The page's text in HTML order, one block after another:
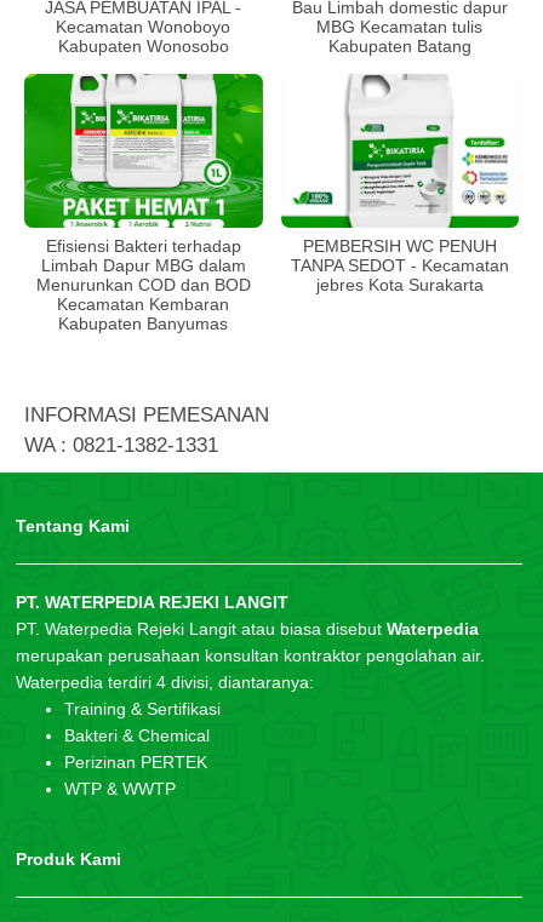
JASA PEMBUATAN IPAL -
Kecamatan Wonoboyo
Kabupaten Wonosobo
Bau Limbah domestic dapur
MBG Kecamatan tulis
Kabupaten Batang
Efisiensi Bakteri terhadap
Limbah Dapur MBG dalam
Menurunkan COD dan BOD
Kecamatan Kembaran
Kabupaten Banyumas
PEMBERSIH WC PENUH
TANPA SEDOT - Kecamatan
jebres Kota Surakarta
INFORMASI PEMESANAN
WA : 0821-1382-1331
Tentang Kami
PT. WATERPEDIA REJEKI LANGIT
PT. Waterpedia Rejeki Langit atau biasa disebut Waterpedia
merupakan perusahaan konsultan kontraktor pengolahan air.
Waterpedia terdiri 4 divisi, diantaranya:
Training & Sertifikasi
Bakteri & Chemical
Perizinan PERTEK
WTP & WWTP
Produk Kami